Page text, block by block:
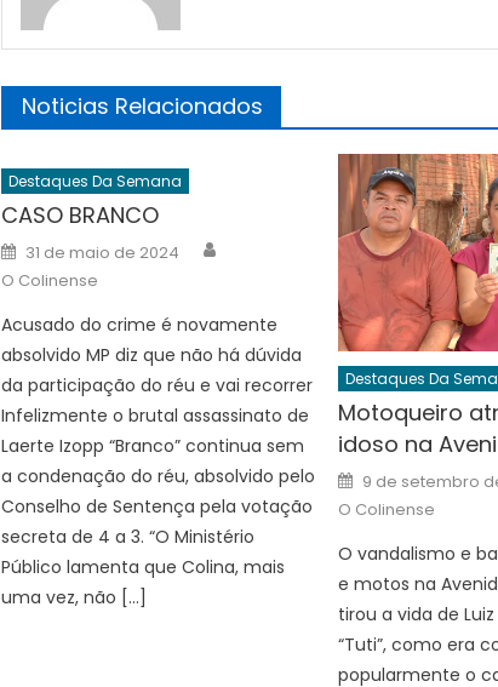
Noticias Relacionados
Destaques Da Semana
CASO BRANCO
Posted
on
31 de maio de 2024
O Colinense
Acusado do crime é novamente
absolvido MP diz que não há dúvida
da participação do réu e vai recorrer
Infelizmente o brutal assassinato de
Laerte Izopp “Branco” continua sem
a condenação do réu, absolvido pelo
Conselho de Sentença pela votação
secreta de 4 a 3. “O Ministério
Público lamenta que Colina, mais
uma vez, não […]
Destaques Da
Motoqueiro
idoso na
Posted
on
9 de setembro
O Colinense
O vandalismo e
e motos na
tirou a vida de
“Tuti”, como era
popularmente o